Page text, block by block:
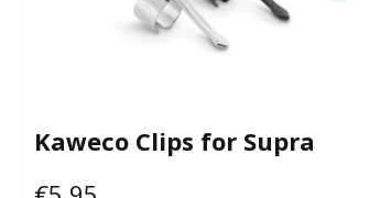
Kaweco Clips for Supra